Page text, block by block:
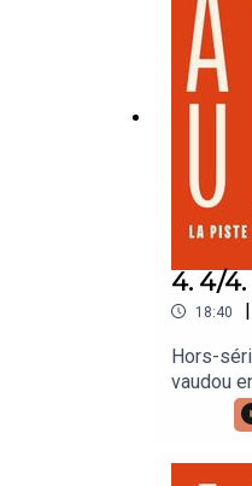
4. 4/
18:40 |
Hors-
vaudou
traîne
ses